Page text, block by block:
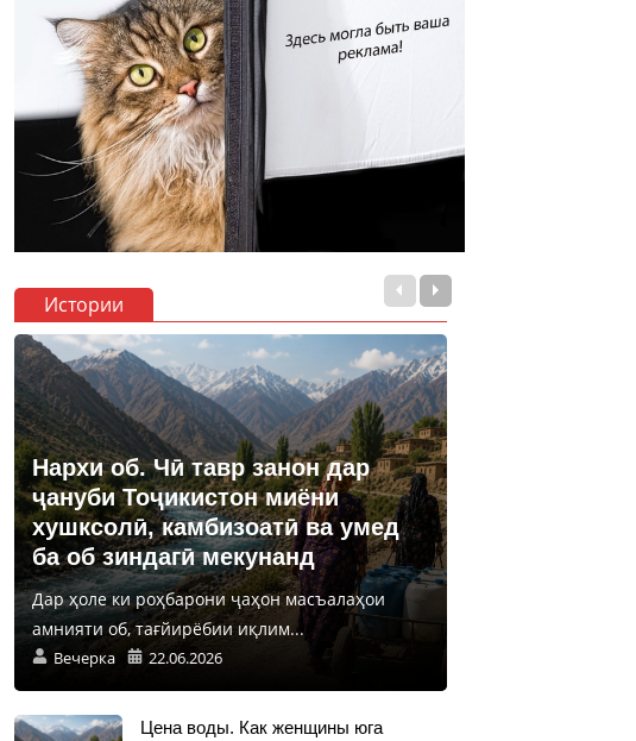
Истории
Нархи об. Чӣ тавр занон дар
ҷануби Тоҷикистон миёни
хушксолӣ, камбизоатӣ ва умед
ба об зиндагӣ мекунанд
Дар ҳоле ки роҳбарони ҷаҳон масъалаҳои
амнияти об, тағйирёбии иқлим...
Вечерка 22.06.2026
Цена воды. Как женщины юга